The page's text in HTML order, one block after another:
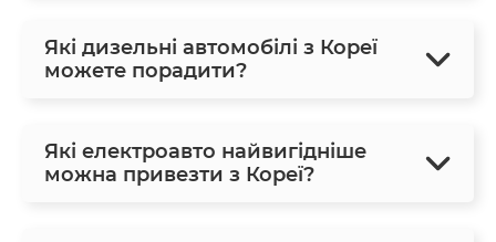
Які дизельні автомобілі з Кореї
можете порадити?
Які електроавто найвигідніше
можна привезти з Кореї?